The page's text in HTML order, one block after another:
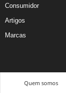
Consumidor
Artigos
Marcas
Quem somos